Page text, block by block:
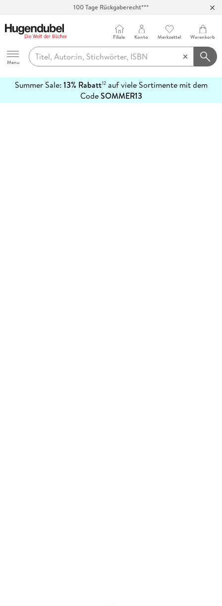
100 Tage Rückgaberecht***
Hugendubel
Menu
Filiale Konto Merkzettel Warenkorb
Summer Sale: 13% Rabatt12auf viele Sortimente mit dem
CodeSOMMER13
erfahren